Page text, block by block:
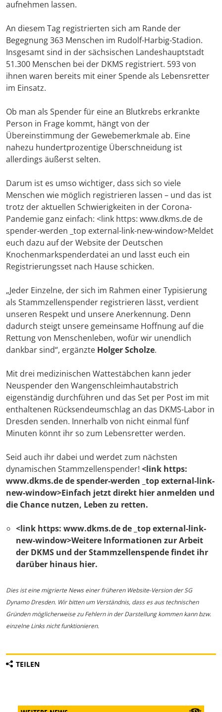
aufnehmen lassen.
An diesem Tag registrierten sich am Rande der
Begegnung 363 Menschen im Rudolf-Harbig-Stadion.
Insgesamt sind in der sächsischen Landeshauptstadt
51.300 Menschen bei der DKMS registriert. 593 von
ihnen waren bereits mit einer Spende als Lebensretter
im Einsatz.
Ob man als Spender für eine an Blutkrebs erkrankte
Person in Frage kommt, hängt von der
Übereinstimmung der Gewebemerkmale ab. Eine
nahezu hundertprozentige Überschneidung ist
allerdings äußerst selten.
Darum ist es umso wichtiger, dass sich so viele
Menschen wie möglich registrieren lassen – und das ist
trotz der aktuellen Schwierigkeiten in der Corona-
Pandemie ganz einfach: <link https: www.dkms.de de
spender-werden _top external-link-new-window>Meldet
euch dazu auf der Website der Deutschen
Knochenmarkspenderdatei an und lasst euch ein
Registrierungsset nach Hause schicken.
„Jeder Einzelne, der sich im Rahmen einer Typisierung
als Stammzellenspender registrieren lässt, verdient
unseren Respekt und unsere Anerkennung. Denn
dadurch steigt unsere gemeinsame Hoffnung auf die
Rettung von Menschenleben, wofür wir unendlich
dankbar sind“, ergänzte Holger Scholze.
Mit drei medizinischen Wattestäbchen kann jeder
Neuspender den Wangenschleimhautabstrich
eigenständig durchführen und das Set per Post im mit
enthaltenen Rücksendeumschlag an das DKMS-Labor in
Dresden senden. Innerhalb von nicht einmal fünf
Minuten könnt ihr so zum Lebensretter werden.
Seid auch ihr dabei und werdet zum nächsten
dynamischen Stammzellenspender! <link https:
www.dkms.de de spender-werden _top external-link-
new-window>Einfach jetzt direkt hier anmelden und
die Chance nutzen, Leben zu retten.
<link https: www.dkms.de de _top external-link-
new-window>Weitere Informationen zur Arbeit
der DKMS und der Stammzellenspende findet ihr
darüber hinaus hier.
Dies ist eine migrierte News einer früheren Website-Version der SG
Dynamo Dresden. Wir bitten um Verständnis, dass es aus technischen
Gründen möglicherweise zu Fehlern in der Darstellung kommen kann bzw.
einzelne Links nicht funktionieren.
TEILEN